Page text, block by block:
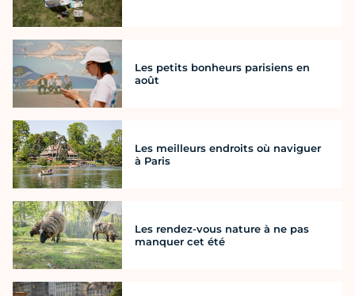
Les petits bonheurs parisiens en
août
Les meilleurs endroits où naviguer
à Paris
Les rendez-vous nature à ne pas
manquer cet été